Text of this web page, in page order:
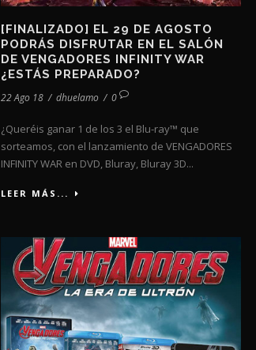
[FINALIZADO] EL 29 DE AGOSTO
PODRÁS DISFRUTAR EN EL SALÓN
DE VENGADORES INFINITY WAR
¿ESTÁS PREPARADO?
22 Ago 18 / dhuelamo / 0
¿Queréis ganar 1 de los 3 el Blu-ray™ que
sorteamos, con el lanzamiento de VENGADORES
INFINITY WAR en DVD, Bluray, Bluray 3D...
LEER MÁS...